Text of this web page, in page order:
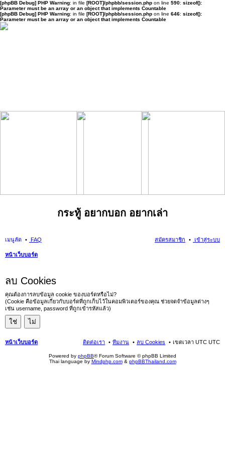
[phpBB Debug] PHP Warning: in file [ROOT]/phpbb/session.php on line 590: sizeof():
Parameter must be an array or an object that implements Countable
[phpBB Debug] PHP Warning: in file [ROOT]/phpbb/session.php on line 646: sizeof():
Parameter must be an array or an object that implements Countable
กระทู้ อยากบอก อยากเล่า
เมนูลัด FAQ เข้าสู่ระบบ
สมัครสมาชิก
หน้าเว็บบอร์ด
ลบ Cookies
คุณต้องการลบข้อมูล cookie ของบอร์ดหรือไม่?
(Cookie คือข้อมูลเกี่ยวกับบอร์ดที่ถูกเก็บไว้ในคอมพิวเตอร์ของคุณ ช่วยจดจำข้อมูลต่างๆ
เช่น username, password ที่ถูกเข้ารหัสแล้ว)
หน้าเว็บบอร์ด เขตเวลา UTC UTC
ลบ Cookies
ทีมงาน
ติดต่อเรา
Powered by phpBB® Forum Software © phpBB Limited
Thai language by Mindphp.com& phpBBThailand.com